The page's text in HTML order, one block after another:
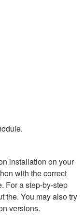
installation on your
with the correct
For a step-by-step
the. You may also try
versions.